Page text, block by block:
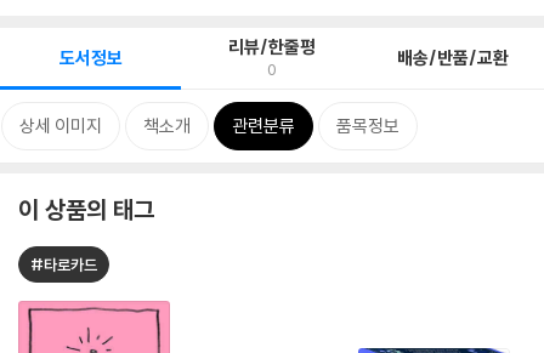
도서정보 리뷰/한줄평
0 배송/반품/교환
상세 이미지 책소개 관련분류 품목정보
이 상품의 태그
#타로카드